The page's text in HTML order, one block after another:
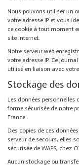
Nous pouvons utiliser un
votre adresse IP et vous
ce cookie à tout moment
site internet.
Notre serveur web
votre adresse IP. Ce
utilisé en liaison avec
Stockage des
Les données
forme sécurisée de notre
France.
Des copies de ces
serveur de secours, elles
sécurisée de WAPS, chez
Aucun stockage ou